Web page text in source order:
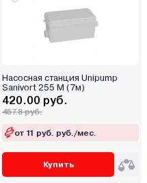
Насосная станция Unipump
Sanivort 255 M (7м)
420.00 руб.
457.8 руб.
от 11 руб. руб./мес.
Купить